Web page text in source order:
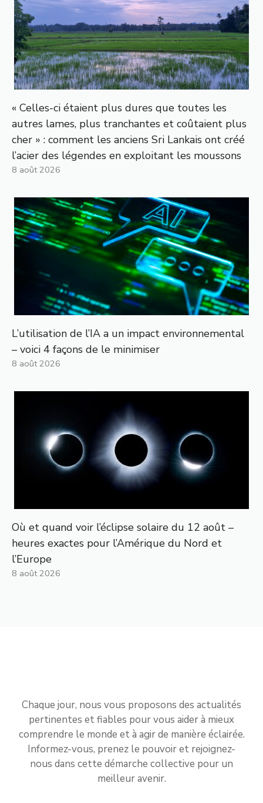
« Celles-ci étaient plus dures que toutes les
autres lames, plus tranchantes et coûtaient plus
cher » : comment les anciens Sri Lankais ont créé
l’acier des légendes en exploitant les moussons
8 août 2026
L’utilisation de l’IA a un impact environnemental
– voici 4 façons de le minimiser
8 août 2026
Où et quand voir l’éclipse solaire du 12 août –
heures exactes pour l’Amérique du Nord et
l’Europe
8 août 2026
Chaque jour, nous vous proposons des actualités
pertinentes et fiables pour vous aider à mieux
comprendre le monde et à agir de manière éclairée.
Informez-vous, prenez le pouvoir et rejoignez-
nous dans cette démarche collective pour un
meilleur avenir.